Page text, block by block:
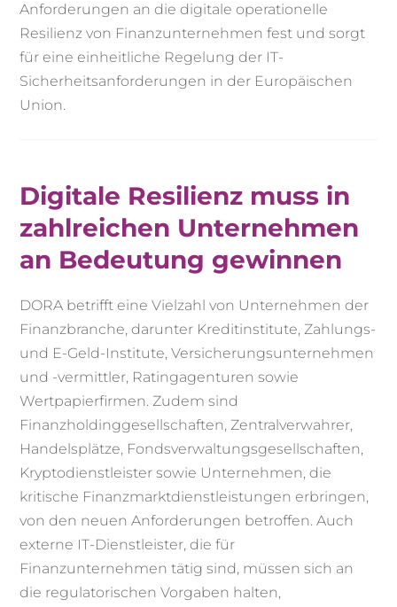
Anforderungen an die digitale operationelle
Resilienz von Finanzunternehmen fest und sorgt
für eine einheitliche Regelung der IT-
Sicherheitsanforderungen in der Europäischen
Union.
Digitale Resilienz muss in
zahlreichen Unternehmen
an Bedeutung gewinnen
DORA betrifft eine Vielzahl von Unternehmen der
Finanzbranche, darunter Kreditinstitute, Zahlungs-
und E-Geld-Institute, Versicherungsunternehmen
und -vermittler, Ratingagenturen sowie
Wertpapierfirmen. Zudem sind
Finanzholdinggesellschaften, Zentralverwahrer,
Handelsplätze, Fondsverwaltungsgesellschaften,
Kryptodienstleister sowie Unternehmen, die
kritische Finanzmarktdienstleistungen erbringen,
von den neuen Anforderungen betroffen. Auch
externe IT-Dienstleister, die für
Finanzunternehmen tätig sind, müssen sich an
die regulatorischen Vorgaben halten,